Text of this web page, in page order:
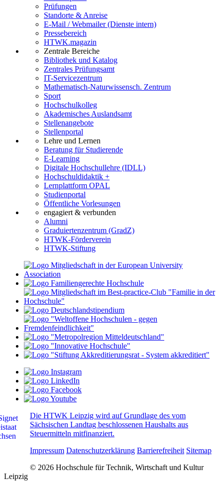
Prüfungen
Standorte & Anreise
E-Mail / Webmailer (Dienste intern)
Pressebereich
HTWK.magazin
Zentrale Bereiche
Bibliothek und Katalog
Zentrales Prüfungsamt
IT-Servicezentrum
Mathematisch-Naturwissensch. Zentrum
Sport
Hochschulkolleg
Akademisches Auslandsamt
Stellenangebote
Stellenportal
Lehre und Lernen
Beratung für Studierende
E-Learning
Digitale Hochschullehre (IDLL)
Hochschuldidaktik +
Lernplattform OPAL
Studienportal
Öffentliche Vorlesungen
engagiert & verbunden
Alumni
Graduiertenzentrum (GradZ)
HTWK-Förderverein
HTWK-Stiftung
Die HTWK Leipzig wird auf Grundlage des vom
Sächsischen Landtag beschlossenen Haushalts aus
Steuermitteln mitfinanziert.
Impressum Datenschutzerklärung Barrierefreiheit Sitemap
© 2026 Hochschule für Technik, Wirtschaft und Kultur
Leipzig